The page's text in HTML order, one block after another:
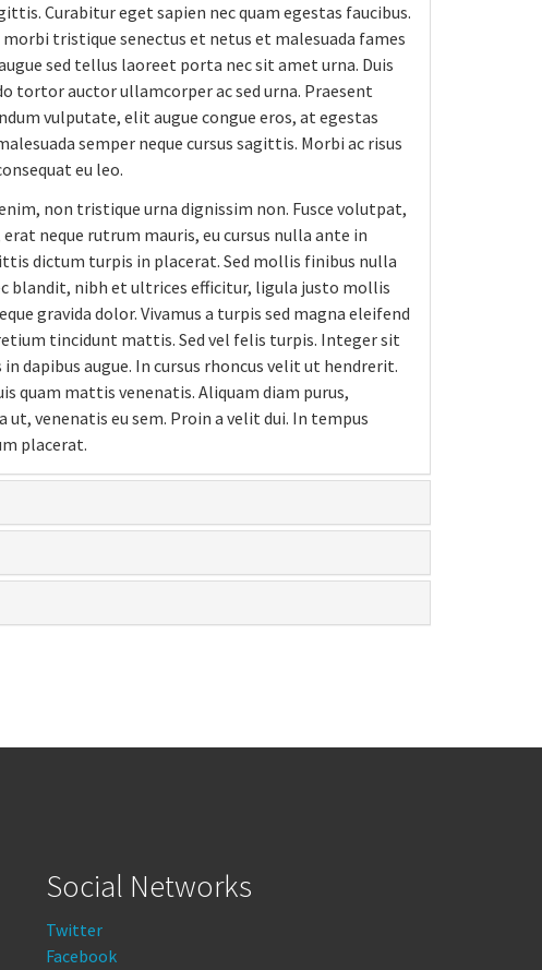
Curabitur eget sapien nec quam egestas faucibus.
tristique senectus et netus et malesuada fames
sed tellus laoreet porta nec sit amet urna. Duis
tortor auctor ullamcorper ac sed urna. Praesent
vulputate, elit augue congue eros, at egestas
semper neque cursus sagittis. Morbi ac risus
eu leo.
non tristique urna dignissim non. Fusce volutpat,
neque rutrum mauris, eu cursus nulla ante in
dictum turpis in placerat. Sed mollis finibus nulla
blandit, nibh et ultrices efficitur, ligula justo mollis
gravida dolor. Vivamus a turpis sed magna eleifend
tincidunt mattis. Sed vel felis turpis. Integer sit
dapibus augue. In cursus rhoncus velit ut hendrerit.
quam mattis venenatis. Aliquam diam purus,
ut, venenatis eu sem. Proin a velit dui. In tempus
placerat.
Social Networks
Twitter
Facebook